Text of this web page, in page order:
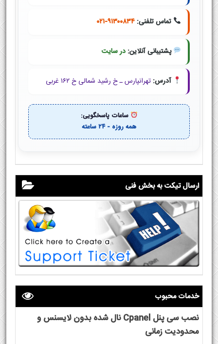
تماس تلفنی: ۰۲۱-۹۱۳۰۰۸۳۴
پشتیبانی آنلاین: در سایت
آدرس: تهرانپارس ـ خ رشید شمالی خ ۱۶۲ غربی
ساعات پاسخگویی:
همه روزه - ۲۴ ساعته
ارسال تیکت به بخش فنی
خدمات محبوب
نصب سی پنل Cpanel نال شده بدون لایسنس و
محدودیت زمانی